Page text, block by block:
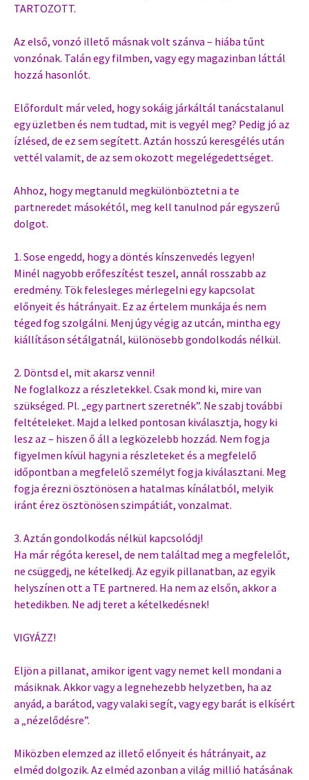
TARTOZOTT.
Az első, vonzó illető másnak volt szánva – hiába tűnt
vonzónak. Talán egy filmben, vagy egy magazinban láttál
hozzá hasonlót.
Előfordult már veled, hogy sokáig járkáltál tanácstalanul
egy üzletben és nem tudtad, mit is vegyél meg? Pedig jó az
ízlésed, de ez sem segített. Aztán hosszú keresgélés után
vettél valamit, de az sem okozott megelégedettséget.
Ahhoz, hogy megtanuld megkülönböztetni a te
partneredet másokétól, meg kell tanulnod pár egyszerű
dolgot.
1. Sose engedd, hogy a döntés kínszenvedés legyen!
Minél nagyobb erőfeszítést teszel, annál rosszabb az
eredmény. Tök felesleges mérlegelni egy kapcsolat
előnyeit és hátrányait. Ez az értelem munkája és nem
téged fog szolgálni. Menj úgy végig az utcán, mintha egy
kiállításon sétálgatnál, különösebb gondolkodás nélkül.
2. Döntsd el, mit akarsz venni!
Ne foglalkozz a részletekkel. Csak mond ki, mire van
szükséged. Pl. „egy partnert szeretnék”. Ne szabj további
feltételeket. Majd a lelked pontosan kiválasztja, hogy ki
lesz az – hiszen ő áll a legközelebb hozzád. Nem fogja
figyelmen kívül hagyni a részleteket és a megfelelő
időpontban a megfelelő személyt fogja kiválasztani. Meg
fogja érezni ösztönösen a hatalmas kínálatból, melyik
iránt érez ösztönösen szimpátiát, vonzalmat.
3. Aztán gondolkodás nélkül kapcsolódj!
Ha már régóta keresel, de nem találtad meg a megfelelőt,
ne csüggedj, ne kételkedj. Az egyik pillanatban, az egyik
helyszínen ott a TE partnered. Ha nem az elsőn, akkor a
hetedikben. Ne adj teret a kételkedésnek!
VIGYÁZZ!
Eljön a pillanat, amikor igent vagy nemet kell mondani a
másiknak. Akkor vagy a legnehezebb helyzetben, ha az
anyád, a barátod, vagy valaki segít, vagy egy barát is elkísért
a „nézelődésre”.
Miközben elemzed az illető előnyeit és hátrányait, az
elméd dolgozik. Az elméd azonban a világ millió hatásának